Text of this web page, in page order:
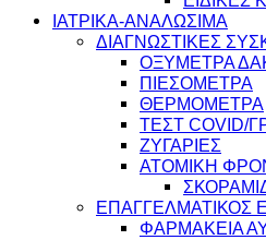
ΙΑΤΡΙΚΑ-ΑΝΑΛΩΣΙΜΑ
ΔΙΑΓΝΩΣΤΙΚΕΣ
ΟΞΥΜΕΤΡΑ
ΠΙΕΣΟΜΕΤΡΑ
ΘΕΡΜΟΜΕΤΡΑ
ΤΕΣΤ COVID/
ΖΥΓΑΡΙΕΣ
ΑΤΟΜΙΚΗ
ΕΠΑΓΓΕΛΜΑΤΙΚΟΣ
ΦΑΡΜΑΚΕΙΑ